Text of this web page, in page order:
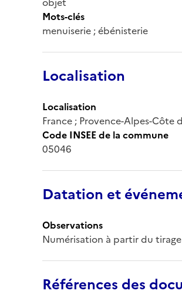
Mots-clés
menuiserie ; ébénisterie
Localisation
Localisation
France ; Provence-Alpes-Côte
Code INSEE de la commune
05046
Datation et
Observations
Numérisation à partir du
Références des